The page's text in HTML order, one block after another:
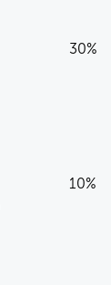
30%
10%